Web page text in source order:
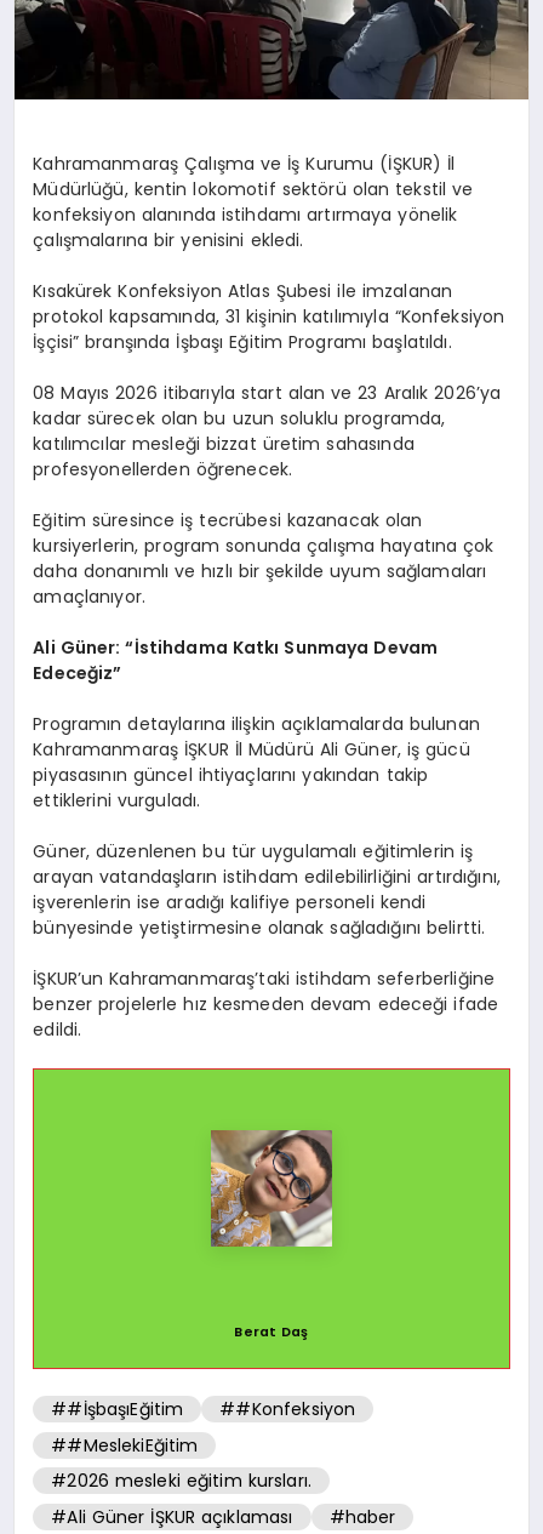
Kahramanmaraş Çalışma ve İş Kurumu (İŞKUR) İl
Müdürlüğü, kentin lokomotif sektörü olan tekstil ve
konfeksiyon alanında istihdamı artırmaya yönelik
çalışmalarına bir yenisini ekledi.
Kısakürek Konfeksiyon Atlas Şubesi ile imzalanan
protokol kapsamında, 31 kişinin katılımıyla “Konfeksiyon
İşçisi” branşında İşbaşı Eğitim Programı başlatıldı.
08 Mayıs 2026 itibarıyla start alan ve 23 Aralık 2026’ya
kadar sürecek olan bu uzun soluklu programda,
katılımcılar mesleği bizzat üretim sahasında
profesyonellerden öğrenecek.
Eğitim süresince iş tecrübesi kazanacak olan
kursiyerlerin, program sonunda çalışma hayatına çok
daha donanımlı ve hızlı bir şekilde uyum sağlamaları
amaçlanıyor.
Ali Güner: “İstihdama Katkı Sunmaya Devam
Edeceğiz”
Programın detaylarına ilişkin açıklamalarda bulunan
Kahramanmaraş İŞKUR İl Müdürü Ali Güner, iş gücü
piyasasının güncel ihtiyaçlarını yakından takip
ettiklerini vurguladı.
Güner, düzenlenen bu tür uygulamalı eğitimlerin iş
arayan vatandaşların istihdam edilebilirliğini artırdığını,
işverenlerin ise aradığı kalifiye personeli kendi
bünyesinde yetiştirmesine olanak sağladığını belirtti.
İŞKUR’un Kahramanmaraş’taki istihdam seferberliğine
benzer projelerle hız kesmeden devam edeceği ifade
edildi.
Berat Daş
##İşbaşıEğitim
##Konfeksiyon
##MeslekiEğitim
#2026 mesleki eğitim kursları.
#Ali Güner İŞKUR açıklaması
#haber